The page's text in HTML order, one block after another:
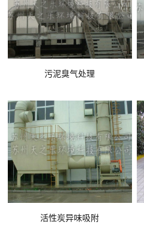
污泥臭气处理
活性炭异味吸附